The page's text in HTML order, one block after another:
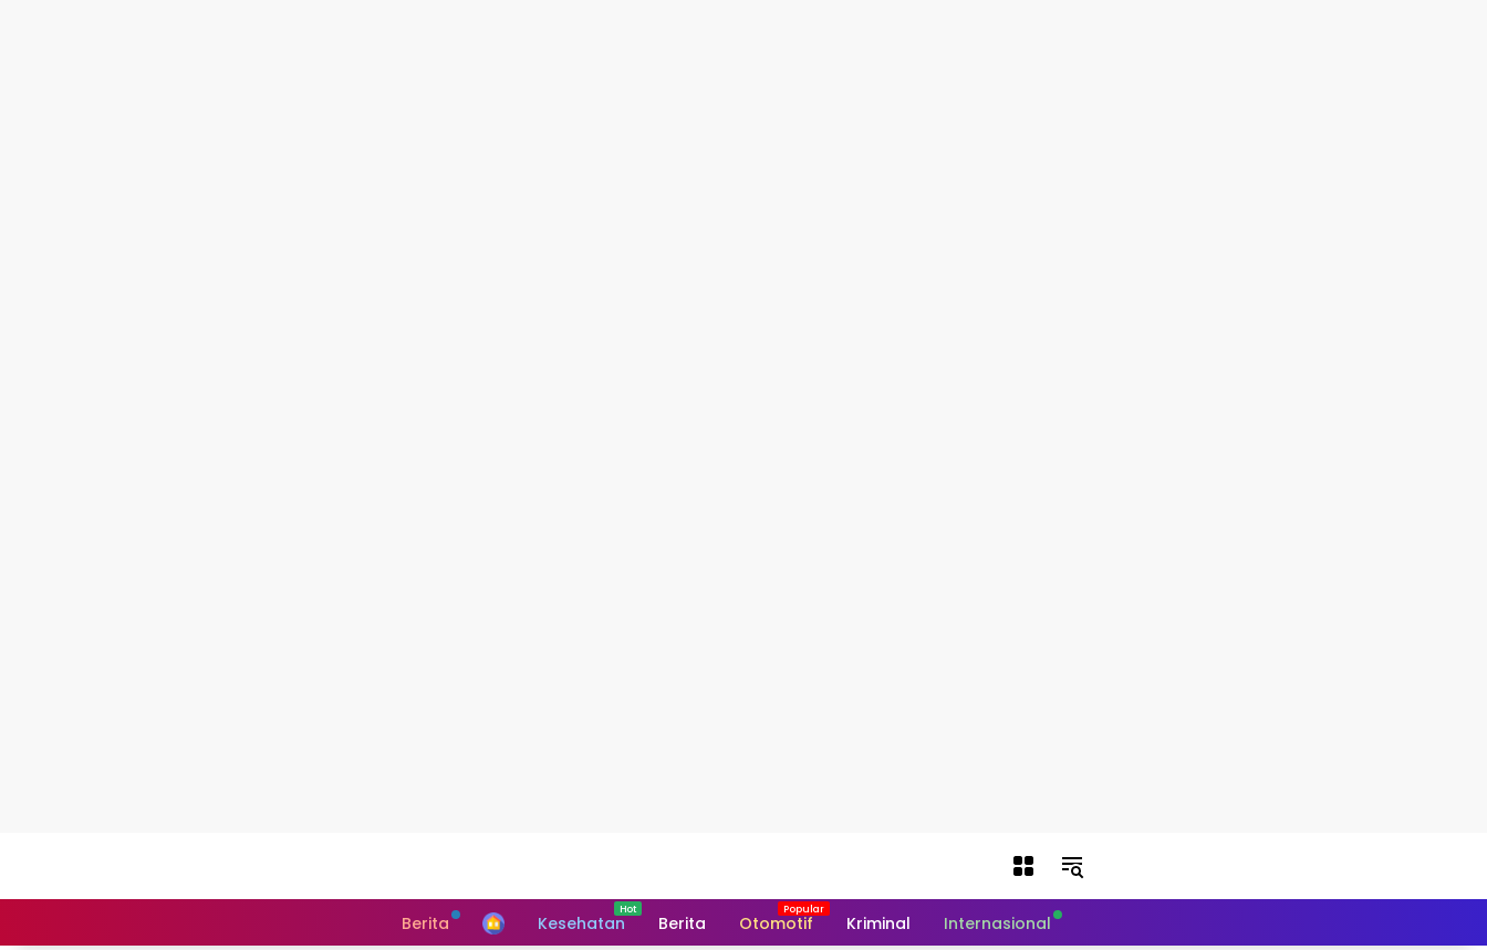
Berita HomeKesehatan Berita Otomotif Kriminal Internasional